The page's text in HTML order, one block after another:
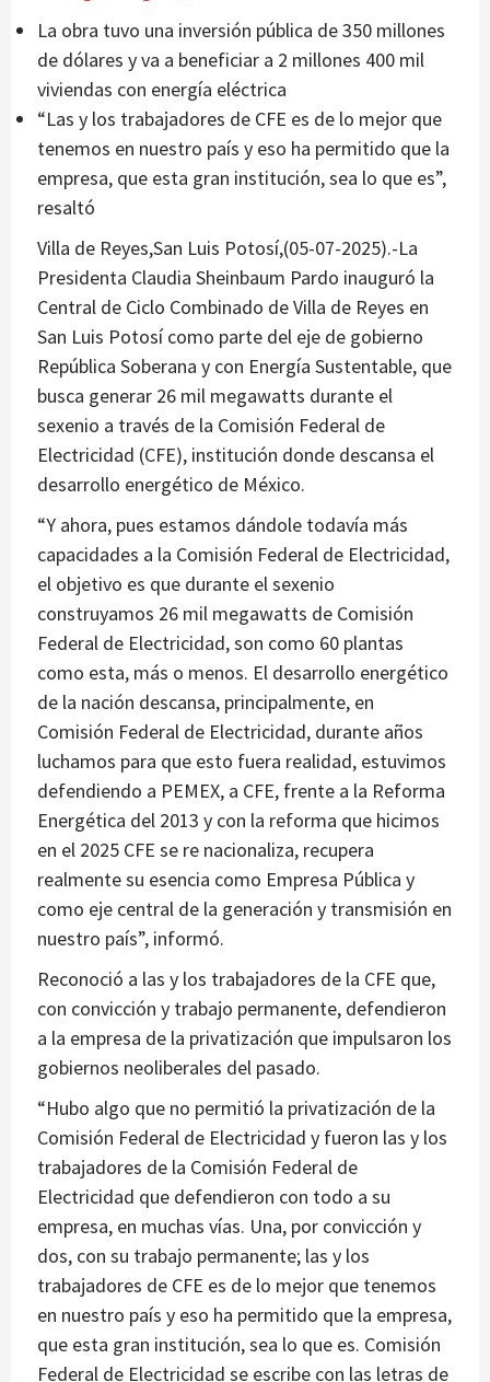
La obra tuvo una inversión pública de 350 millones
de dólares y va a beneficiar a 2 millones 400 mil
viviendas con energía eléctrica
“Las y los trabajadores de CFE es de lo mejor que
tenemos en nuestro país y eso ha permitido que la
empresa, que esta gran institución, sea lo que es”,
resaltó
Villa de Reyes,San Luis Potosí,(05-07-2025).-La
Presidenta Claudia Sheinbaum Pardo inauguró la
Central de Ciclo Combinado de Villa de Reyes en
San Luis Potosí como parte del eje de gobierno
República Soberana y con Energía Sustentable, que
busca generar 26 mil megawatts durante el
sexenio a través de la Comisión Federal de
Electricidad (CFE), institución donde descansa el
desarrollo energético de México.
“Y ahora, pues estamos dándole todavía más
capacidades a la Comisión Federal de Electricidad,
el objetivo es que durante el sexenio
construyamos 26 mil megawatts de Comisión
Federal de Electricidad, son como 60 plantas
como esta, más o menos. El desarrollo energético
de la nación descansa, principalmente, en
Comisión Federal de Electricidad, durante años
luchamos para que esto fuera realidad, estuvimos
defendiendo a PEMEX, a CFE, frente a la Reforma
Energética del 2013 y con la reforma que hicimos
en el 2025 CFE se re nacionaliza, recupera
realmente su esencia como Empresa Pública y
como eje central de la generación y transmisión en
nuestro país”, informó.
Reconoció a las y los trabajadores de la CFE que,
con convicción y trabajo permanente, defendieron
a la empresa de la privatización que impulsaron los
gobiernos neoliberales del pasado.
“Hubo algo que no permitió la privatización de la
Comisión Federal de Electricidad y fueron las y los
trabajadores de la Comisión Federal de
Electricidad que defendieron con todo a su
empresa, en muchas vías. Una, por convicción y
dos, con su trabajo permanente; las y los
trabajadores de CFE es de lo mejor que tenemos
en nuestro país y eso ha permitido que la empresa,
que esta gran institución, sea lo que es. Comisión
Federal de Electricidad se escribe con las letras de